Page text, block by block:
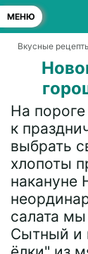
МЕНЮ
Вкусные
На
к
выбрать
хлопоты
накануне
салата
Сытный и